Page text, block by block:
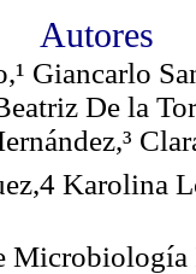
Autores
Giancarlo
De la
4 Karolina
Microbiología